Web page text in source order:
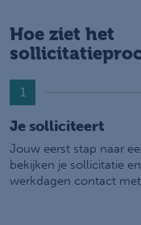
Hoe ziet het
1
Je solliciteert
Jouw eerst stap naar
bekijken je sollicitatie
werkdagen contact